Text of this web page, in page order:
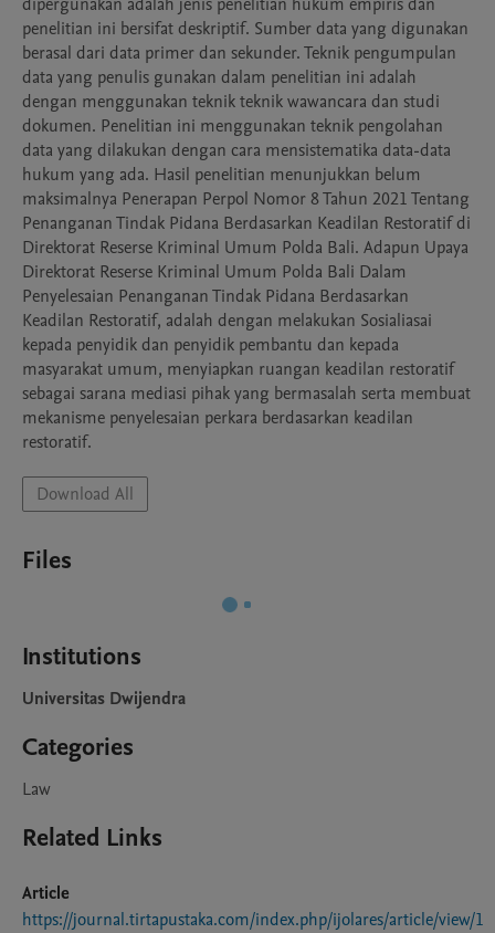
penelitian ini bersifat deskriptif. Sumber data yang digunakan
berasal dari data primer dan sekunder. Teknik pengumpulan
data yang penulis gunakan dalam penelitian ini adalah
dengan menggunakan teknik teknik wawancara dan studi
dokumen. Penelitian ini menggunakan teknik pengolahan
data yang dilakukan dengan cara mensistematika data-data
hukum yang ada. Hasil penelitian menunjukkan belum
maksimalnya Penerapan Perpol Nomor 8 Tahun 2021 Tentang
Penanganan Tindak Pidana Berdasarkan Keadilan Restoratif di
Direktorat Reserse Kriminal Umum Polda Bali. Adapun Upaya
Direktorat Reserse Kriminal Umum Polda Bali Dalam
Penyelesaian Penanganan Tindak Pidana Berdasarkan
Keadilan Restoratif, adalah dengan melakukan Sosialiasai
kepada penyidik dan penyidik pembantu dan kepada
masyarakat umum, menyiapkan ruangan keadilan restoratif
sebagai sarana mediasi pihak yang bermasalah serta membuat
mekanisme penyelesaian perkara berdasarkan keadilan
restoratif.
Download All
Files
Institutions
Universitas Dwijendra
Categories
Law
Related Links
Article
https://journal.tirtapustaka.com/index.php/ijolares/article/view/1